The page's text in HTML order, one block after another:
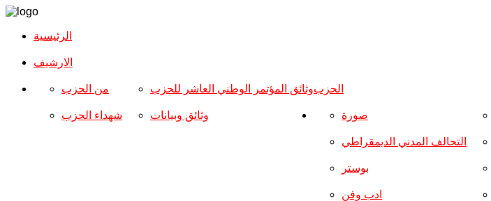
الرئيسية
الارشیف
الحزب من الحزب
شهداء الحزب
وثائق المؤتمر الوطني العاشر للحزب
وثائق وبيانات صورة
التحالف المدني الديمقراطي
بوستر
ادب وفن